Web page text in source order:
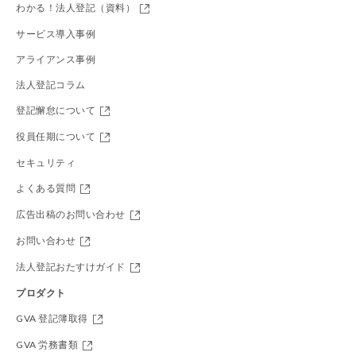
わかる！法人登記（資料）
サービス導入事例
アライアンス事例
法人登記コラム
登記懈怠について
役員任期について
セキュリティ
よくある質問
広告出稿のお問い合わせ
お問い合わせ
法人登記おたすけガイド
プロダクト
GVA 登記簿取得
GVA 労務書類